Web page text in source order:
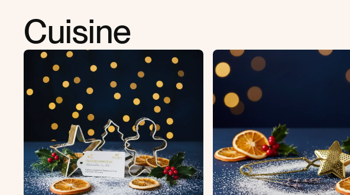
Cuisine